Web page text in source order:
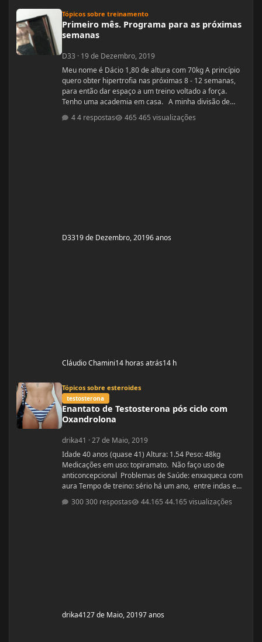
Tópicos sobre treinamento
Primeiro mês. Programa para as próximas
semanas
D33 · 19 de Dezembro, 2019
Meu nome é Dácio 1,80 de altura com 70kg A princípio
quero obter hipertrofia nas próximas 8 - 12 semanas,
para então dar espaço a um treino voltado a força.
Tenho uma academia em casa. A minha divisão de
RDL: 3x8 - 37,5kg Panturilha com uma perna 3x20 - 8kg
4 respostas 465 visualizações
D3319 de Dezembro, 20196 anos
Cláudio Chamini14 horas atrás14 h
Tópicos sobre esteroides
testosterona
Enantato de Testosterona pós ciclo com
Oxandrolona
drika41 ·27 de Maio, 2019
Idade 40 anos (quase 41) Altura: 1.54 Peso: 48kg
Medicações em uso: topiramato. Não faço uso de
anticoncepcional Problemas de Saúde: enxaqueca com
aura Tempo de treino: sério há um ano, entre indas e
mg durante 8 semanas, após 10 mg até a 12° semana.
300 respostas 44.165 visualizações
drika4127 de Maio, 20197 anos